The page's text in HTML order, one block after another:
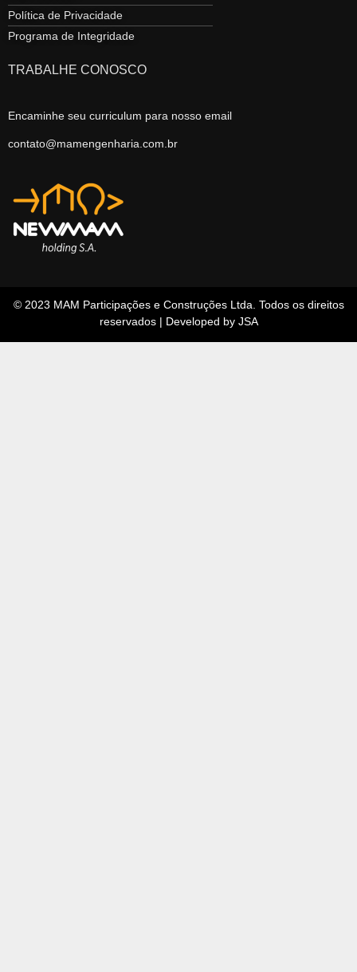
Política de Privacidade
Programa de Integridade
TRABALHE CONOSCO
Encaminhe seu curriculum para nosso email
contato@mamengenharia.com.br
© 2023 MAM Participações e Construções Ltda. Todos os direitos
reservados | Developed by JSA